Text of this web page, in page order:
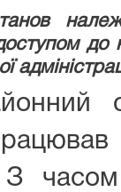
до
З